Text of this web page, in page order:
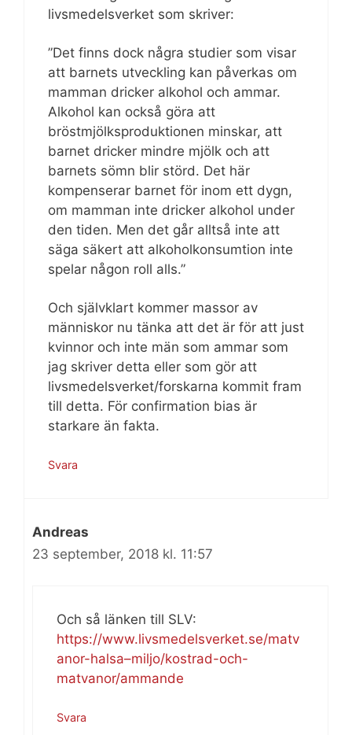
livsmedelsverket som skriver:
”Det finns dock några studier som visar
att barnets utveckling kan påverkas om
mamman dricker alkohol och ammar.
Alkohol kan också göra att
bröstmjölksproduktionen minskar, att
barnet dricker mindre mjölk och att
barnets sömn blir störd. Det här
kompenserar barnet för inom ett dygn,
om mamman inte dricker alkohol under
den tiden. Men det går alltså inte att
säga säkert att alkoholkonsumtion inte
spelar någon roll alls.”
Och självklart kommer massor av
människor nu tänka att det är för att just
kvinnor och inte män som ammar som
jag skriver detta eller som gör att
livsmedelsverket/forskarna kommit fram
till detta. För confirmation bias är
starkare än fakta.
Svara
Andreas
23 september, 2018 kl. 11:57
Och så länken till SLV:
https://www.livsmedelsverket.se/matv
anor-halsa–miljo/kostrad-och-
matvanor/ammande
Svara